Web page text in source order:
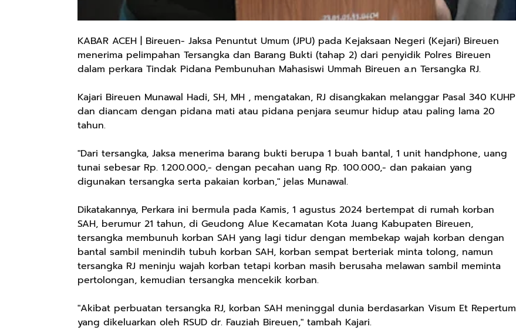
KABAR ACEH | Bireuen- Jaksa Penuntut Umum (JPU) pada Kejaksaan Negeri (Kejari) Bireuen
menerima pelimpahan Tersangka dan Barang Bukti (tahap 2) dari penyidik Polres Bireuen
dalam perkara Tindak Pidana Pembunuhan Mahasiswi Ummah Bireuen a.n Tersangka RJ.
Kajari Bireuen Munawal Hadi, SH, MH , mengatakan, RJ disangkakan melanggar Pasal 340 KUHP
dan diancam dengan pidana mati atau pidana penjara seumur hidup atau paling lama 20
tahun.
"Dari tersangka, Jaksa menerima barang bukti berupa 1 buah bantal, 1 unit handphone, uang
tunai sebesar Rp. 1.200.000,- dengan pecahan uang Rp. 100.000,- dan pakaian yang
digunakan tersangka serta pakaian korban," jelas Munawal.
Dikatakannya, Perkara ini bermula pada Kamis, 1 agustus 2024 bertempat di rumah korban
SAH, berumur 21 tahun, di Geudong Alue Kecamatan Kota Juang Kabupaten Bireuen,
tersangka membunuh korban SAH yang lagi tidur dengan membekap wajah korban dengan
bantal sambil menindih tubuh korban SAH, korban sempat berteriak minta tolong, namun
tersangka RJ meninju wajah korban tetapi korban masih berusaha melawan sambil meminta
pertolongan, kemudian tersangka mencekik korban.
"Akibat perbuatan tersangka RJ, korban SAH meninggal dunia berdasarkan Visum Et Repertum
yang dikeluarkan oleh RSUD dr. Fauziah Bireuen," tambah Kajari.